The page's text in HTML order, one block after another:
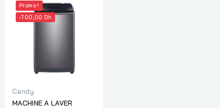
Promo !
-700,00 Dh
Candy
MACHINE A LAVER